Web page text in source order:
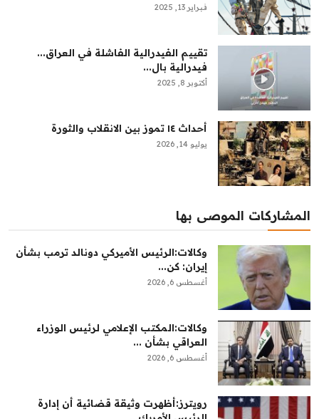
فبراير 13, 2025
تقييم الفيدرالية الفاشلة في العراق...
فيدرالية بال...
أكتوبر 8, 2025
أحداث ١٤ تموز بين الانقلاب والثورة
يوليو 14, 2026
المشاركات الموصى بها
وكالات:‏الرئيس الأميركي دونالد ترمب بشأن
إيران: كن...
أغسطس 6, 2026
وكالات:المكتب الإعلامي لرئيس الوزراء
العراقي بشأن ...
أغسطس 6, 2026
رويترز:‏أظهرت وثيقة قضائية أن إدارة